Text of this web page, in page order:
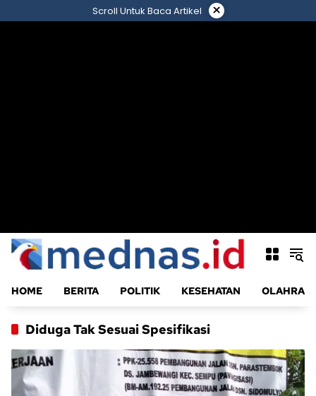
ke
Scroll Untuk Baca Artikel ×
HOME BERITA POLITIK KESEHATAN
Diduga Tak Sesuai Spesifikasi